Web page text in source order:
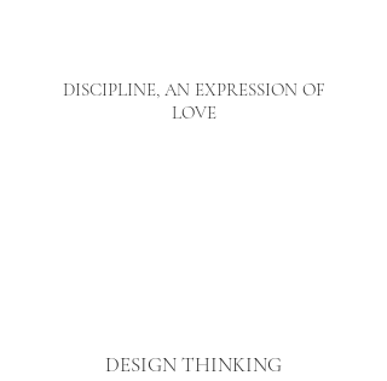
DISCIPLINE, AN EXPRESSION OF
LOVE
DESIGN THINKING